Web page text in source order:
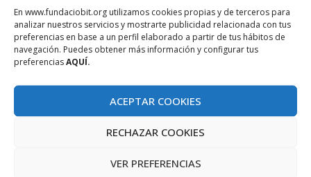
En www.fundaciobit.org utilizamos cookies propias y de terceros para
analizar nuestros servicios y mostrarte publicidad relacionada con tus
preferencias en base a un perfil elaborado a partir de tus hábitos de
navegación. Puedes obtener más información y configurar tus
preferenciasAQUÍ.
ACEPTAR COOKIES
RECHAZAR COOKIES
VER PREFERENCIAS
CONCURS EMPRENEDORS EUROREGIO MIRO IN CUBE